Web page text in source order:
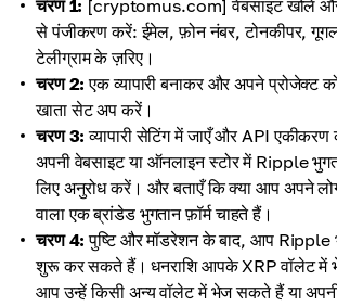
चरण 1: [cryptomus.com] वेबसाइट खोलें
से पंजीकरण करें: ईमेल, फ़ोन नंबर, टोनकीपर,
टेलीग्राम के ज़रिए।
चरण 2: एक व्यापारी बनाकर और अपने प्रोजेक्ट
खाता सेट अप करें।
चरण 3: व्यापारी सेटिंग में जाएँ और API
अपनी वेबसाइट या ऑनलाइन स्टोर में Ripple
लिए अनुरोध करें। और बताएँ कि क्या आप अपने
वाला एक ब्रांडेड भुगतान फ़ॉर्म चाहते हैं।
चरण 4: पुष्टि और मॉडरेशन के बाद, आप Ripple
शुरू कर सकते हैं। धनराशि आपके XRP वॉलेट में
आप उन्हें किसी अन्य वॉलेट में भेज सकते हैं या